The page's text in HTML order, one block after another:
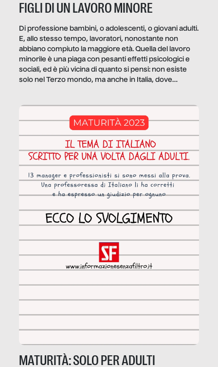
FIGLI DI UN LAVORO MINORE
Di professione bambini, o adolescenti, o giovani adulti.
E, allo stesso tempo, lavoratori, nonostante non
abbiano compiuto la maggiore età. Quella del lavoro
minorile è una piaga con pesanti effetti psicologici e
sociali, ed è più vicina di quanto si pensi: non esiste
solo nel Terzo mondo, ma anche in Italia, dove
MATURITÀ: SOLO PER ADULTI